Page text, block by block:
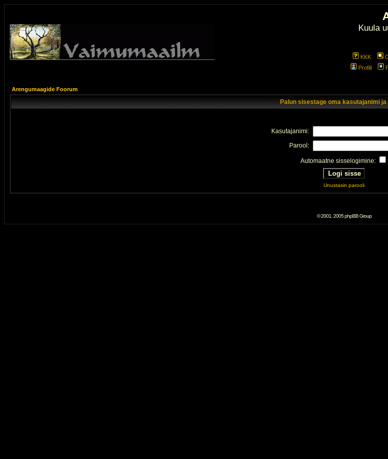
Kuula
KKK
Profiil
Arengumaagide Foorum
Palun sisestage oma kasutajanimi ja
Kasutajanimi:
Parool:
Automaatne sisselogimine:
Unustasin parooli
© 2001, 2005 phpBB Group